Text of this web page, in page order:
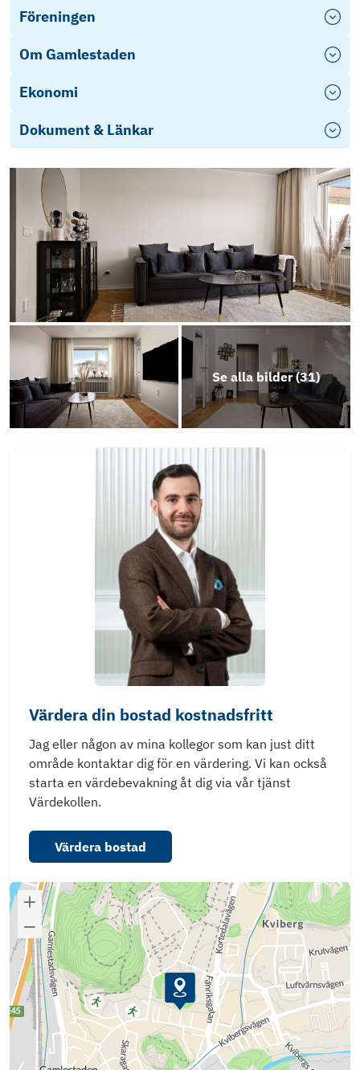
Föreningen
Om Gamlestaden
Ekonomi
Dokument & Länkar
Se alla bilder (31)
Värdera din bostad kostnadsfritt
Jag eller någon av mina kollegor som kan just ditt
område kontaktar dig för en värdering. Vi kan också
starta en värdebevakning åt dig via vår tjänst
Värdekollen.
Värdera bostad